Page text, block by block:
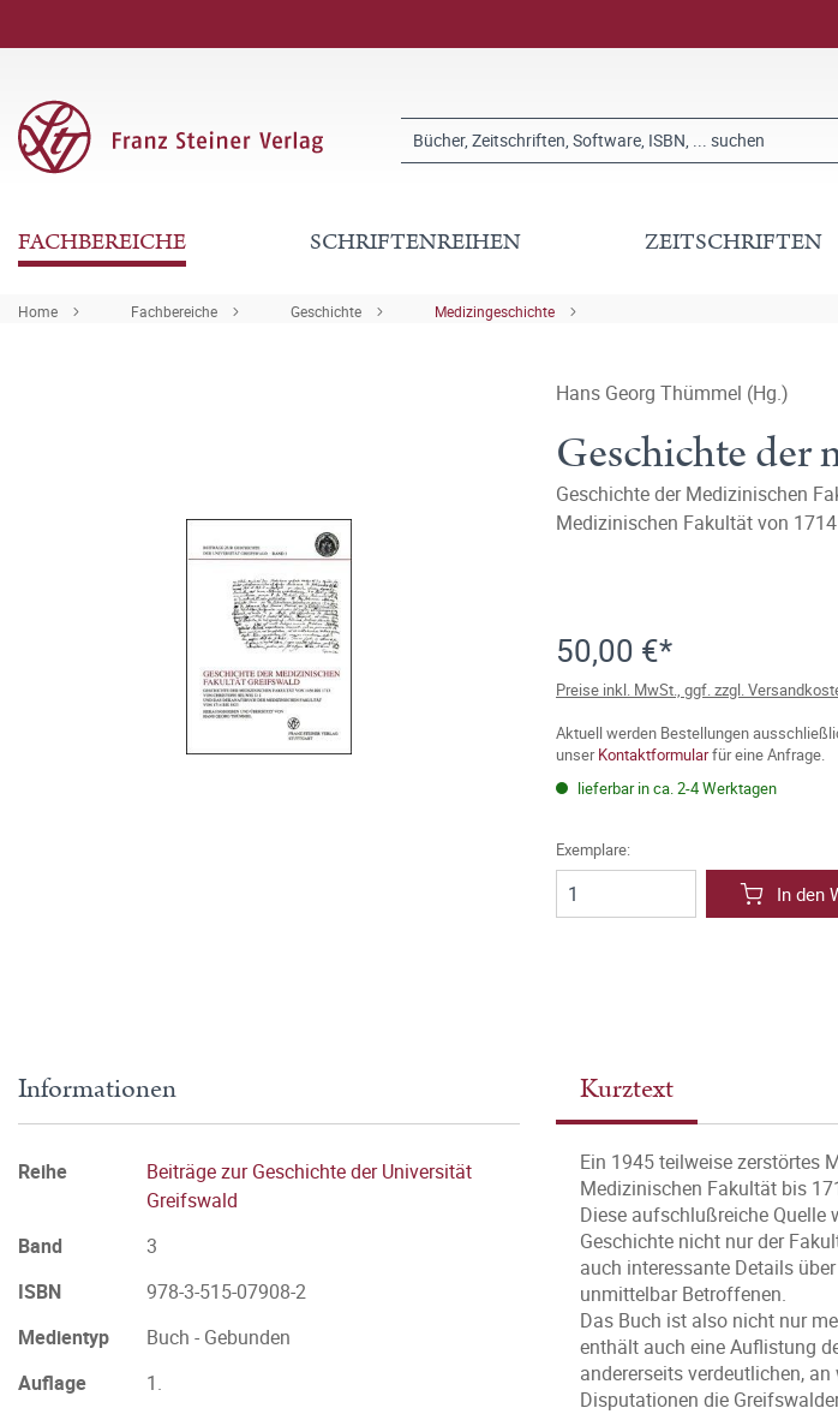
FACHBEREICHE SCHRIFTENREIHEN ZEITSCHRIFTEN
Home Fachbereiche Geschichte Medizingeschichte
Hans Georg Thümmel (Hg.)
Geschichte der
Geschichte der Medizinischen
Medizinischen Fakultät von
50,00 €*
Preise inkl. MwSt., ggf. zzgl.
Aktuell werden Bestellungen
unserKontaktformularfür eine Anfrage.
lieferbar in ca. 2-4 Werktagen
Exemplare:
In den
Kurztext
Ein 1945 teilweise zerstörtes
Medizinischen Fakultät bis
Diese aufschlußreiche
Geschichte nicht nur der
auch interessante Details
unmittelbar Betroffenen.
Das Buch ist also nicht nur
enthält auch eine Auflistung
andererseits verdeutlichen,
Disputationen die
Informationen
Reihe
Beiträge zur Geschichte der Universität
Greifswald
Band
3
ISBN
978-3-515-07908-2
Medientyp
Buch - Gebunden
Auflage
1.